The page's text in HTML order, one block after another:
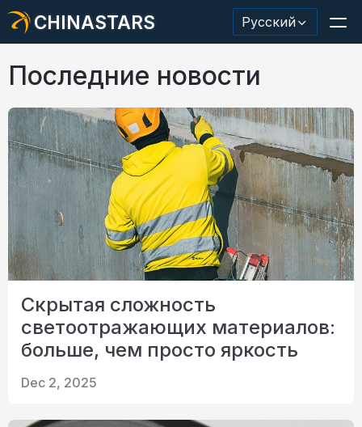
CHINASTARS Русский
Светоотражающий материал/лента
Модная светоотражающая ткань
Защитная одежда
Светящийся в темноте материал
Промышленная отделка для мытья
О КИНАССТАРС
Новый продукт
Сертификат
Последние новости
Скрытая сложность
светоотражающих материалов:
больше, чем просто яркость
Dec 2, 2025